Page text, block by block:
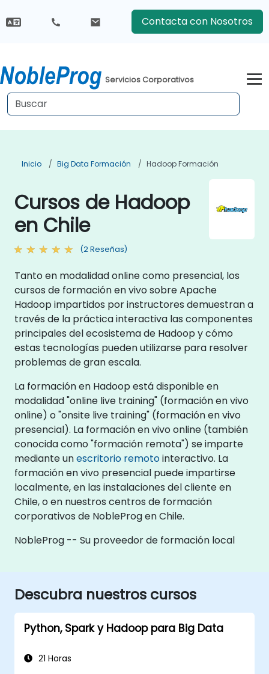
Contacta con Nosotros
Servicios Corporativos
Inicio Big Data Formación Hadoop Formación
Cursos de Hadoop
en Chile
(2 Reseñas)
Tanto en modalidad online como presencial, los
cursos de formación en vivo sobre Apache
Hadoop impartidos por instructores demuestran a
través de la práctica interactiva las componentes
principales del ecosistema de Hadoop y cómo
estas tecnologías pueden utilizarse para resolver
problemas de gran escala.
La formación en Hadoop está disponible en
modalidad "online live training" (formación en vivo
online) o "onsite live training" (formación en vivo
presencial). La formación en vivo online (también
conocida como "formación remota") se imparte
mediante unescritorio remotointeractivo. La
formación en vivo presencial puede impartirse
localmente, en las instalaciones del cliente en
Chile, o en nuestros centros de formación
corporativos de NobleProg en Chile.
NobleProg -- Su proveedor de formación local
Descubra nuestros cursos
Python, Spark y Hadoop para Big Data
21 Horas